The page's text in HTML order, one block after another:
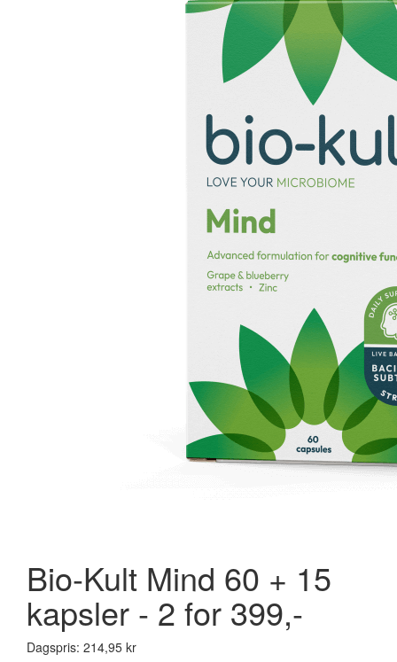
New Nordic Hair Volume Mega Strength 60 tabl.
398,95 kr.
Bio-Kult Mind 60 + 15
kapsler - 2 for 399,-
Dagspris: 214,95 kr